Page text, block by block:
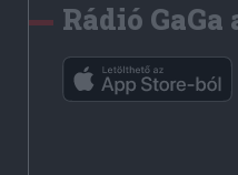
Rádió